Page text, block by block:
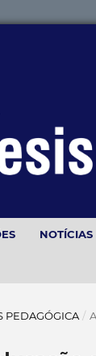
NOTÍCIAS
PEDAGÓGICA /